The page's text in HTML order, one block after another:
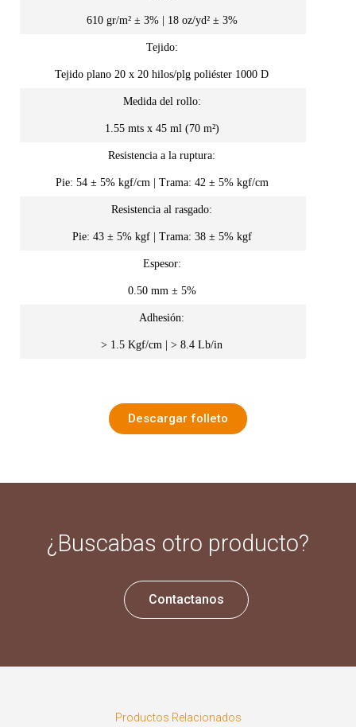
610 gr/m² ± 3% | 18 oz/yd² ± 3%
Tejido:
Tejido plano 20 x 20 hilos/plg poliéster 1000 D
Medida del rollo:
1.55 mts x 45 ml (70 m²)
Resistencia a la ruptura:
Pie: 54 ± 5% kgf/cm | Trama: 42 ± 5% kgf/cm
Resistencia al rasgado:
Pie: 43 ± 5% kgf | Trama: 38 ± 5% kgf
Espesor:
0.50 mm ± 5%
Adhesión:
> 1.5 Kgf/cm | > 8.4 Lb/in
Descargar folleto
¿Buscabas otro producto?
Contactanos
Productos Relacionados